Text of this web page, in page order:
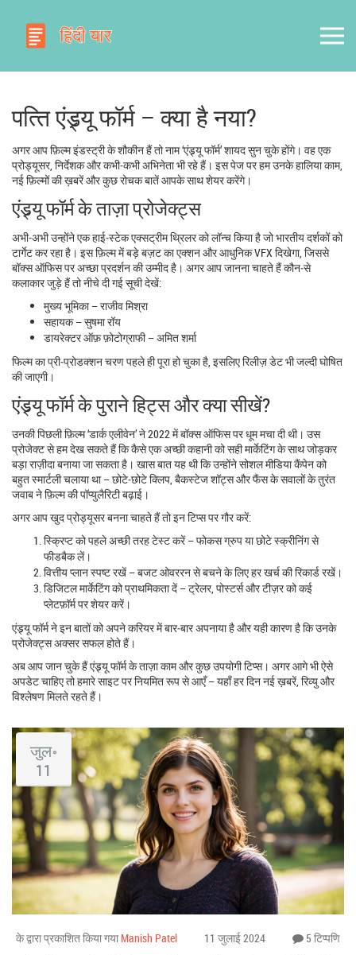
पत्‍ति एंड्र्यू फॉर्म – क्या है नया?
अगर आप फ़िल्म इंडस्ट्री के शौकीन हैं तो नाम ‘एंड्र्यू फॉर्म’ शायद सुन चुके होंगे। वह एक
प्रोड्यूसर, निर्देशक और कभी‑कभी अभिनेता भी रहे हैं। इस पेज पर हम उनके हालिया काम,
नई फ़िल्मों की ख़बरें और कुछ रोचक बातें आपके साथ शेयर करेंगे।
एंड्र्यू फॉर्म के ताज़ा प्रोजेक्ट्स
अभी-अभी उन्होंने एक हाई‑स्टेक एक्सट्रीम थ्रिलर को लॉन्च किया है जो भारतीय दर्शकों को
टार्गेट कर रहा है। इस फ़िल्म में बड़े बज़ट का एक्शन और आधुनिक VFX दिखेगा, जिससे
बॉक्स ऑफिस पर अच्छा प्रदर्शन की उम्मीद है। अगर आप जानना चाहते हैं कौन‑से
कलाकार जुड़े हैं तो नीचे दी गई सूची देखें:
मुख्य भूमिका – राजीव मिश्रा
सहायक – सुषमा रॉय
डायरेक्टर ऑफ़ फ़ोटोग्राफी – अमित शर्मा
फिल्म का प्री‑प्रोडक्शन चरण पहले ही पूरा हो चुका है, इसलिए रिलीज़ डेट भी जल्दी घोषित
की जाएगी।
एंड्र्यू फॉर्म के पुराने हिट्स और क्या सीखें?
उनकी पिछली फ़िल्म ‘डार्क एलीवेन’ ने 2022 में बॉक्स ऑफिस पर धूम मचा दी थी। उस
प्रोजेक्ट से हम देख सकते हैं कि कैसे एक अच्छी कहानी को सही मार्केटिंग के साथ जोड़कर
बड़ा राज़ीदा बनाया जा सकता है। खास बात यह थी कि उन्होंने सोशल मीडिया कैंपेन को
बहुत स्मार्टली चलाया था – छोटे‑छोटे क्लिप, बैकस्टेज शॉट्स और फैंस के सवालों के तुरंत
जवाब ने फ़िल्म की पॉप्युलैरिटी बढ़ाई।
अगर आप खुद प्रोड्यूसर बनना चाहते हैं तो इन टिप्स पर गौर करें:
स्क्रिप्ट को पहले अच्छी तरह टेस्ट करें – फोकस ग्रुप या छोटे स्क्रीनिंग से
फीडबैक लें।
वित्तीय प्लान स्पष्ट रखें – बजट ओवररन से बचने के लिए हर खर्च की रिकार्ड रखें।
डिजिटल मार्केटिंग को प्राथमिकता दें – ट्रेलर, पोस्टर्स और टीज़र को कई
प्लेटफ़ॉर्म पर शेयर करें।
एंड्र्यू फॉर्म ने इन बातों को अपने करियर में बार‑बार अपनाया है और यही कारण है कि उनके
प्रोजेक्ट्स अक्सर सफल होते हैं।
अब आप जान चुके हैं एंड्र्यू फॉर्म के ताज़ा काम और कुछ उपयोगी टिप्स। अगर आगे भी ऐसे
अपडेट चाहिए तो हमारे साइट पर नियमित रूप से आएँ – यहाँ हर दिन नई ख़बरें, रिव्यु और
विश्लेषण मिलते रहते हैं।
जुल॰
11
के द्वारा प्रकाशित किया गया Manish Patel 11 जुलाई 2024 5 टिप्पणि